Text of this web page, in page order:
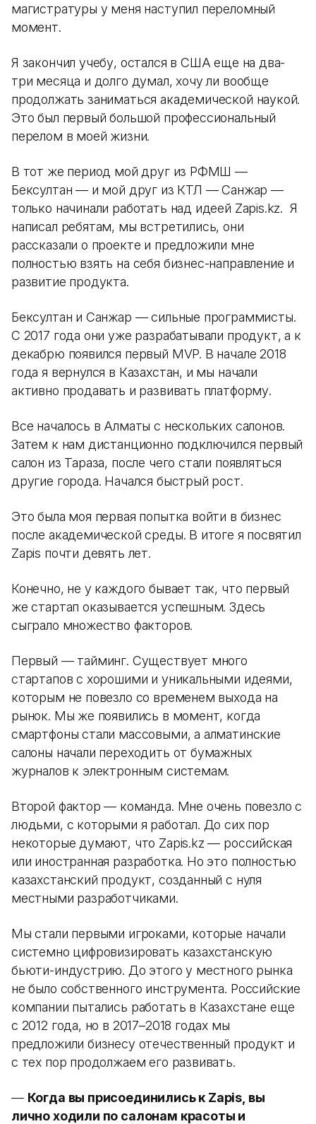
магистратуры у меня наступил переломный
момент.
Я закончил учебу, остался в США еще на два-
три месяца и долго думал, хочу ли вообще
продолжать заниматься академической наукой.
Это был первый большой профессиональный
перелом в моей жизни.
В тот же период мой друг из РФМШ —
Бексултан — и мой друг из КТЛ — Санжар —
только начинали работать над идеей Zapis.kz. Я
написал ребятам, мы встретились, они
рассказали о проекте и предложили мне
полностью взять на себя бизнес-направление и
развитие продукта.
Бексултан и Санжар — сильные программисты.
С 2017 года они уже разрабатывали продукт, а к
декабрю появился первый MVP. В начале 2018
года я вернулся в Казахстан, и мы начали
активно продавать и развивать платформу.
Все началось в Алматы с нескольких салонов.
Затем к нам дистанционно подключился первый
салон из Тараза, после чего стали появляться
другие города. Начался быстрый рост.
Это была моя первая попытка войти в бизнес
после академической среды. В итоге я посвятил
Zapis почти девять лет.
Конечно, не у каждого бывает так, что первый
же стартап оказывается успешным. Здесь
сыграло множество факторов.
Первый — тайминг. Существует много
стартапов с хорошими и уникальными идеями,
которым не повезло со временем выхода на
рынок. Мы же появились в момент, когда
смартфоны стали массовыми, а алматинские
салоны начали переходить от бумажных
журналов к электронным системам.
Второй фактор — команда. Мне очень повезло с
людьми, с которыми я работал. До сих пор
некоторые думают, что Zapis.kz — российская
или иностранная разработка. Но это полностью
казахстанский продукт, созданный с нуля
местными разработчиками.
Мы стали первыми игроками, которые начали
системно цифровизировать казахстанскую
бьюти-индустрию. До этого у местного рынка
не было собственного инструмента. Российские
компании пытались работать в Казахстане еще
с 2012 года, но в 2017–2018 годах мы
предложили бизнесу отечественный продукт и
с тех пор продолжаем его развивать.
— Когда вы присоединились к Zapis, вы
лично ходили по салонам красоты и